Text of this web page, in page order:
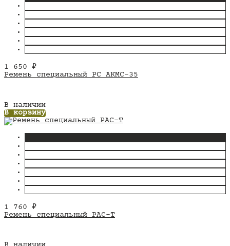
1 650 ₽
Ремень специальный РС АКМС-35
В наличии
В корзину
1 760 ₽
Ремень специальный РАС-Т